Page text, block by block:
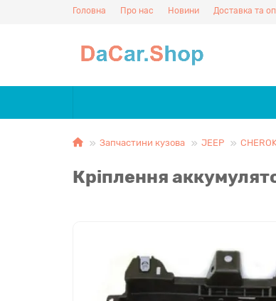
Головна Про нас Новини Доставка та
Запчастини кузова JEEP
Кріплення